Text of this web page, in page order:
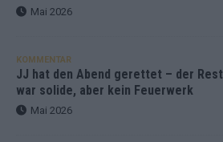
Mai 2026
KOMMENTAR
JJ hat den Abend gerettet – der
war solide, aber kein Feuerwerk
Mai 2026